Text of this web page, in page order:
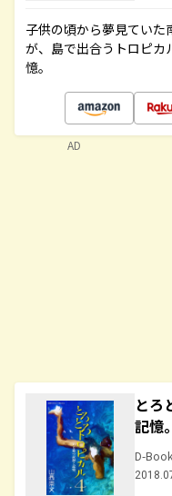
子供の頃から夢見てい
が、島で出合うトロピ
憶。
とろ
記憶
D-
AD